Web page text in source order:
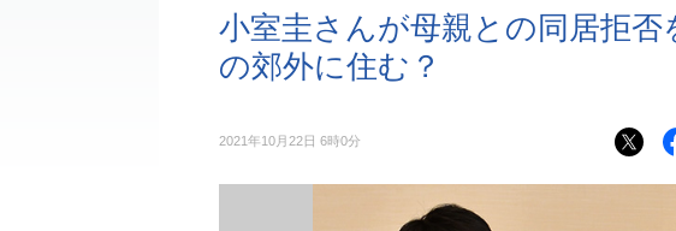
小室圭さんが母親との同居拒否
の郊外に住む？
2021年10月22日 6時0分